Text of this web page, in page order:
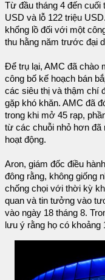
Từ đầu tháng 4 đến cuối
USD và lỗ 122 triệu
khổng lồ đối với một
thu hằng năm trước đại
Để trụ lại, AMC đã chào
công bố kế hoạch bán
các siêu thị và thậm chí
gặp khó khăn. AMC đã
trong khi mở 45 rạp,
từ các chuỗi nhỏ hơn đã
hoạt động.
Aron, giám đốc điều
đông rằng, không giống
chống chọi với thời kỳ
quan và tin tưởng vào
vào ngày 18 tháng 8.
lưu ý rằng họ có khoảng